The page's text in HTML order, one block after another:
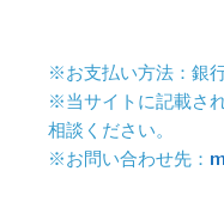
※お支払い方法：銀
※当サイトに記載さ
相談ください。
※お問い合わせ先：